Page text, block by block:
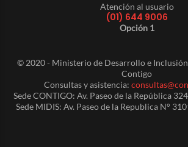
Atención al usuario
(01) 644 9006
Opción 1
© 2020 - Ministerio de Desarrollo e
Contigo
Consultas y asistencia:
Sede CONTIGO: Av. Paseo de la República
Sede MIDIS: Av. Paseo de la Republica N°